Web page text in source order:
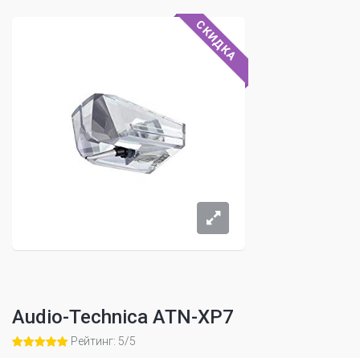
СКИДКА
Audio-Technica ATN-XP7
Рейтинг: 5/5